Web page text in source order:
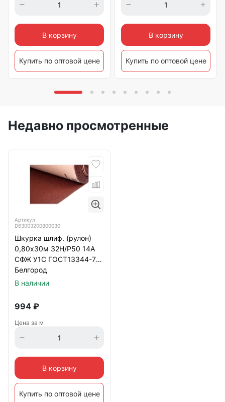
В корзину
Купить по оптовой цене
В корзину
Купить по оптовой цене
Недавно просмотренные
Артикул
D63003200800030
Шкурка шлиф. (рулон)
0,80х30м 32Н/Р50 14А
СФЖ У1С ГОСТ13344-79
Белгород
В наличии
994 ₽
Цена за м
В корзину
Купить по оптовой цене